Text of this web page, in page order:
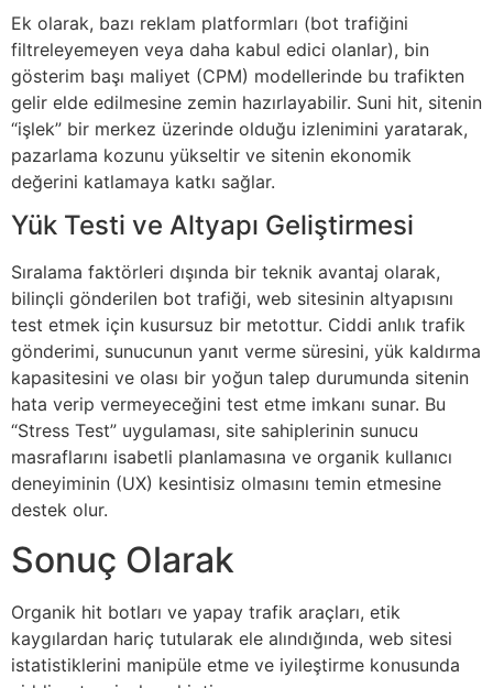
Ek olarak, bazı reklam platformları (bot trafiğini
filtreleyemeyen veya daha kabul edici olanlar), bin
gösterim başı maliyet (CPM) modellerinde bu trafikten
gelir elde edilmesine zemin hazırlayabilir. Suni hit, sitenin
“işlek” bir merkez üzerinde olduğu izlenimini yaratarak,
pazarlama kozunu yükseltir ve sitenin ekonomik
değerini katlamaya katkı sağlar.
Yük Testi ve Altyapı Geliştirmesi
Sıralama faktörleri dışında bir teknik avantaj olarak,
bilinçli gönderilen bot trafiği, web sitesinin altyapısını
test etmek için kusursuz bir metottur. Ciddi anlık trafik
gönderimi, sunucunun yanıt verme süresini, yük kaldırma
kapasitesini ve olası bir yoğun talep durumunda sitenin
hata verip vermeyeceğini test etme imkanı sunar. Bu
“Stress Test” uygulaması, site sahiplerinin sunucu
masraflarını isabetli planlamasına ve organik kullanıcı
deneyiminin (UX) kesintisiz olmasını temin etmesine
destek olur.
Sonuç Olarak
Organik hit botları ve yapay trafik araçları, etik
kaygılardan hariç tutularak ele alındığında, web sitesi
istatistiklerini manipüle etme ve iyileştirme konusunda